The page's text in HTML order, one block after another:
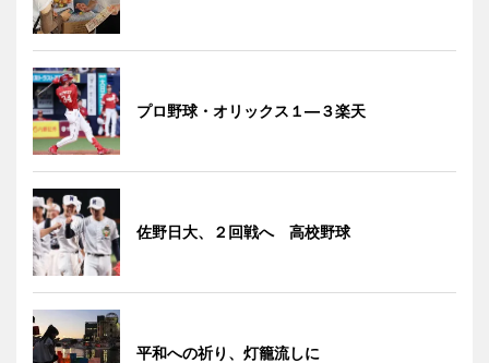
プロ野球・オリックス１―３楽天
佐野日大、２回戦へ 高校野球
平和への祈り、灯籠流しに